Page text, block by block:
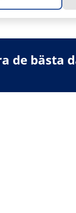
de bästa